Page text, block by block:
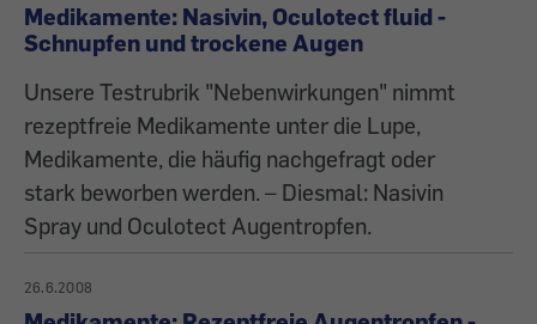
Medikamente: Nasivin, Oculotect fluid -
Schnupfen und trockene Augen
Unsere Testrubrik "Nebenwirkungen" nimmt
rezeptfreie Medikamente unter die Lupe,
Medikamente, die häufig nachgefragt oder
stark beworben werden. – Diesmal: Nasivin
Spray und Oculotect Augentropfen.
26.6.2008